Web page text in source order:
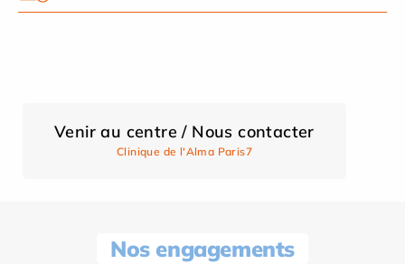
Venir au centre / Nous contacter
Clinique de l'Alma Paris7
Nos engagements